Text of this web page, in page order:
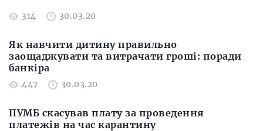
314 30.03.20
Як навчити дитину правильно
заощаджувати та витрачати гроші: поради
банкіра
447 30.03.20
ПУМБ скасував плату за проведення
платежів на час карантину